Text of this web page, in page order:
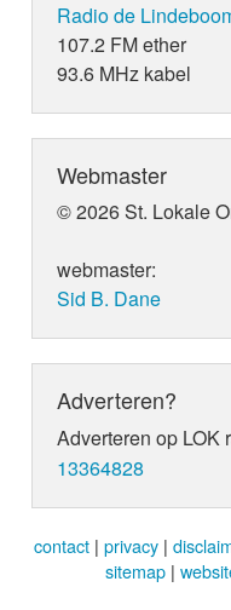
Radio de
107.2 FM ether
93.6 MHz kabel
Webmaster
© 2026 St. Lokale
webmaster:
Sid B. Dane
Adverteren?
Adverteren op
13364828
contact | privacy |
sitemap |